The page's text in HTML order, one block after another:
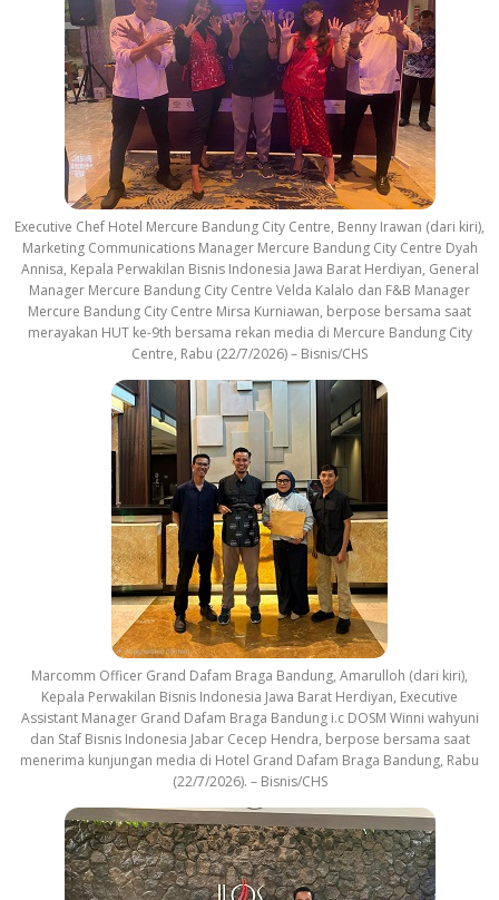
Executive Chef Hotel Mercure Bandung City Centre, Benny Irawan (dari kiri),
Marketing Communications Manager Mercure Bandung City Centre Dyah
Annisa, Kepala Perwakilan Bisnis Indonesia Jawa Barat Herdiyan, General
Manager Mercure Bandung City Centre Velda Kalalo dan F&B Manager
Mercure Bandung City Centre Mirsa Kurniawan, berpose bersama saat
merayakan HUT ke-9th bersama rekan media di Mercure Bandung City
Centre, Rabu (22/7/2026) – Bisnis/CHS
Marcomm Officer Grand Dafam Braga Bandung, Amarulloh (dari kiri),
Kepala Perwakilan Bisnis Indonesia Jawa Barat Herdiyan, Executive
Assistant Manager Grand Dafam Braga Bandung i.c DOSM Winni wahyuni
dan Staf Bisnis Indonesia Jabar Cecep Hendra, berpose bersama saat
menerima kunjungan media di Hotel Grand Dafam Braga Bandung, Rabu
(22/7/2026). – Bisnis/CHS